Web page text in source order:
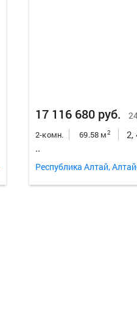
17 116 680 руб.
2-комн. 69.58 м2 2,
..